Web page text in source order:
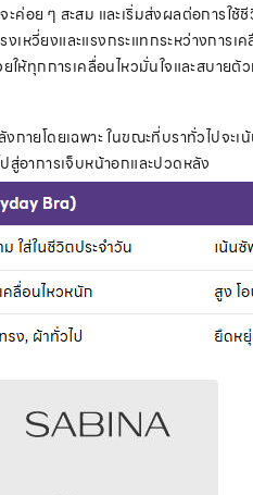
ย ๆ สะสม และเริ่มส่งผลต่อการใช้ชี
หวี่ยงและแรงกระแทกระหว่างการเ
ห้ทุกการเคลื่อนไหวมั่นใจและสบายตั
ยโดยเฉพาะ ในขณะที่บราทั่วไปจะ
สู่อาการเจ็บหน้าอกและปวดหลัง